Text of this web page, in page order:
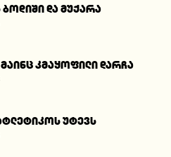
და მუქარა
კმაყოფილი დარჩა
უტევს